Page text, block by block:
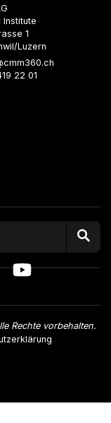
Institute
1
Luzern
22 01
Rechte vorbehalten.